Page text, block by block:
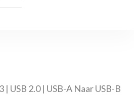
| USB 2.0 | USB-A Naar USB-B